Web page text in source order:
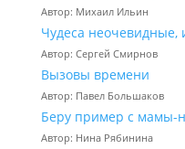
Автор: Михаил Ильин
Чудеса
Автор: Сергей Смирнов
Вызовы времени
Автор: Павел Большаков
Беру пример с мамы-
Автор: Нина Рябинина